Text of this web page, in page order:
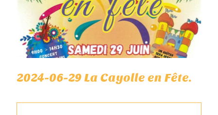
2024-06-29 La Cayolle en Fête.